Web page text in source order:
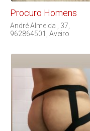
Procuro Homens
André Almeida
37
962864501
Aveiro